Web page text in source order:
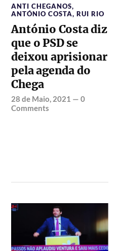
ANTI CHEGANOS,
ANTÓNIO COSTA,RUI RIO
António Costa diz
que o PSD se
deixou aprisionar
pela agenda do
Chega
28 de Maio, 2021 —0
Comments